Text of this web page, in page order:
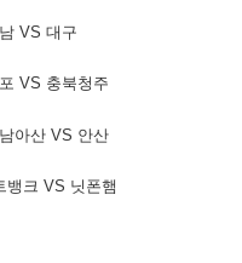
VS 대구
VS 충북청주
아산 VS 안산
뱅크 VS 닛폰햄